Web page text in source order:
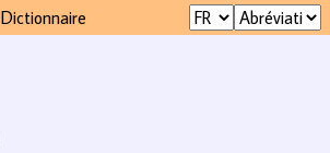
Dictionnaire